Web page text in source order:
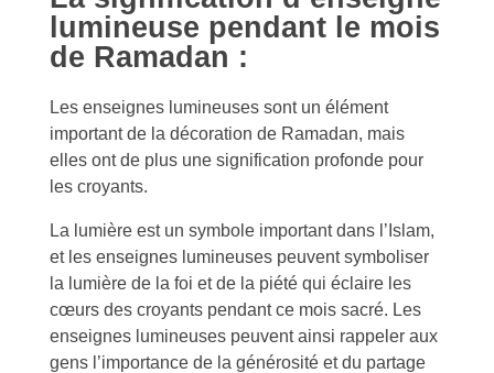
lumineuse pendant le mois
de Ramadan :
Les enseignes lumineuses sont un élément
important de la décoration de Ramadan, mais
elles ont de plus une signification profonde pour
les croyants.
La lumière est un symbole important dans l’Islam,
et les enseignes lumineuses peuvent symboliser
la lumière de la foi et de la piété qui éclaire les
cœurs des croyants pendant ce mois sacré. Les
enseignes lumineuses peuvent ainsi rappeler aux
gens l’importance de la générosité et du partage